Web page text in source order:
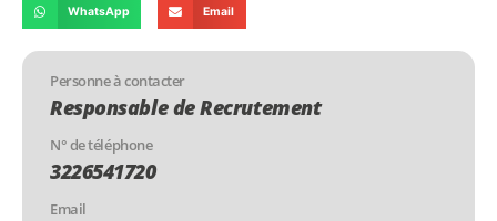
WhatsApp Email
Personne à contacter
Responsable de Recrutement
N° de téléphone
3226541720
Email